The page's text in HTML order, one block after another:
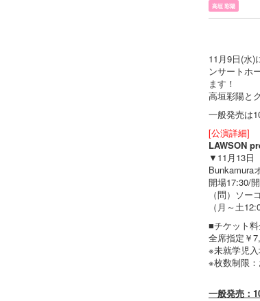
高垣 彩陽
11月9日(水)
ンサートホ
ます！
高垣彩陽と
一般発売は
[公演詳細]
LAWSON
▼11月13日
Bunkamura
開場17:30/
（問）ソー
（月～土
■チケット
全席指定￥
※未就学児
※枚数制限
一般発売：